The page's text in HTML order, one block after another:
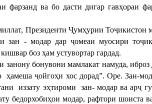
ва бо дасти дигар гавҳораи
Президенти Ҷумҳурии Тоҷикистон
- модар дар ҷомеаи муосири
боз ҳам устувортар гардад.
бонувони мамлакат намуда,
ҷойгоҳи хос дорад”. Оре. Зан-
иззату эҳтироми зан- модар ва арҷ
бедорхобиҳои модар, рафтори шоиста